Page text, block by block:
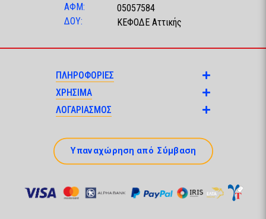
ΑΦΜ:
05057584
ΔΟΥ:
ΚΕΦΟΔΕ Αττικής
ΠΛΗΡΟΦΟΡΙΕΣ
ΧΡΗΣΙΜΑ
ΛΟΓΑΡΙΑΣΜΟΣ
Υπαναχώρηση από Σύμβαση